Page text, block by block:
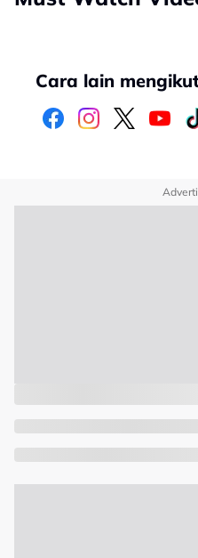
Cara lain